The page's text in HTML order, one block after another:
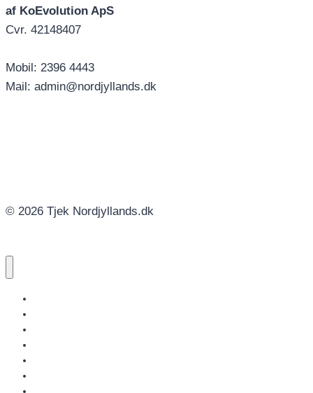
af KoEvolution ApS
Cvr. 42148407
Mobil: 2396 4443
Mail: admin@nordjyllands.dk
© 2026 Tjek Nordjyllands.dk